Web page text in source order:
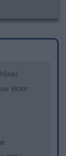
Victor